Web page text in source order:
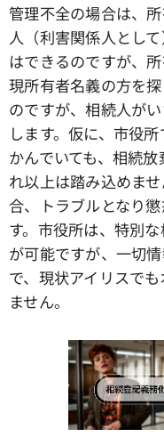
管理不全の場合は、
人（利害関係人とし
はできるのですが、
現所有者名義の方を
のですが、相続人が
します。仮に、市役
かんでいても、相続
れ以上は踏み込めま
合、トラブルとなり
す。市役所は、特別
が可能ですが、一切
で、現状アイリスで
ません。